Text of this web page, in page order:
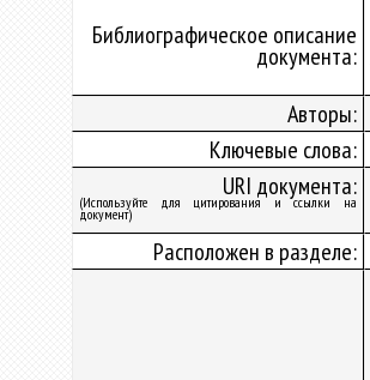
Библиографическое описание
документа:
Авторы:
Ключевые слова:
URI документа:
(Используйте для цитирования и ссылки на
документ)
Расположен в разделе: